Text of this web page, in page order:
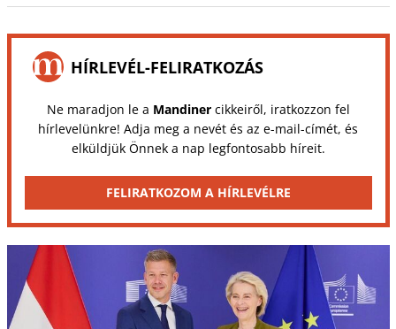
HÍRLEVÉL-FELIRATKOZÁS
Ne maradjon le a Mandinercikkeiről, iratkozzon fel
hírlevelünkre! Adja meg a nevét és az e-mail-címét, és
elküldjük Önnek a nap legfontosabb híreit.
FELIRATKOZOM A HÍRLEVÉLRE